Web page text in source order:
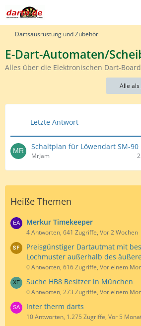
Dartsausrüstung und Zubehör
E-Dart-Automaten/
Alles über die Elektronischen Dart-
Alle
Letzte Antwort
Schaltplan für Löwendart SM-90
MrJam
Heiße Themen
Merkur Timekeeper
4 Antworten, 641 Zugriffe, Vor 2 Wochen
Preisgünstiger Dartautmat mit
Lochmuster außerhalb des
0 Antworten, 616 Zugriffe, Vor einem
Suche HB8 Besitzer in München
0 Antworten, 273 Zugriffe, Vor einem
Inter therm darts
10 Antworten, 1.275 Zugriffe, Vor 5